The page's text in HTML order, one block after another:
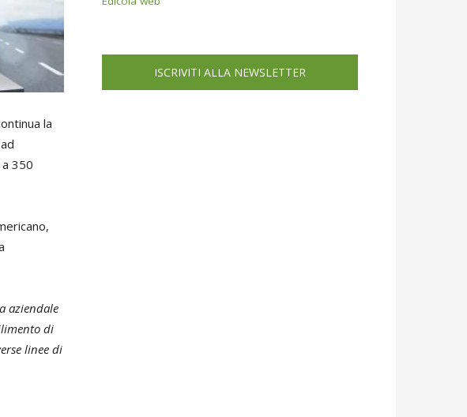
la
350
aziendale
di
linee di
ISCRIVITI ALLA NEWSLETTER